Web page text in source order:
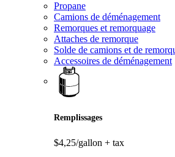
Propane
Camions de déménagement
Remorques et remorquage
Attaches de remorque
Solde de camions et de
Accessoires de déménagement
Remplissages
$4,25/gallon + tax